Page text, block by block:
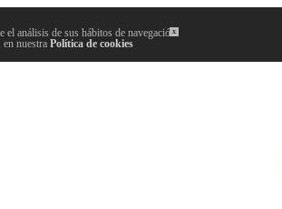
x
análisis de sus hábitos de navegación.
nuestra Política de cookies